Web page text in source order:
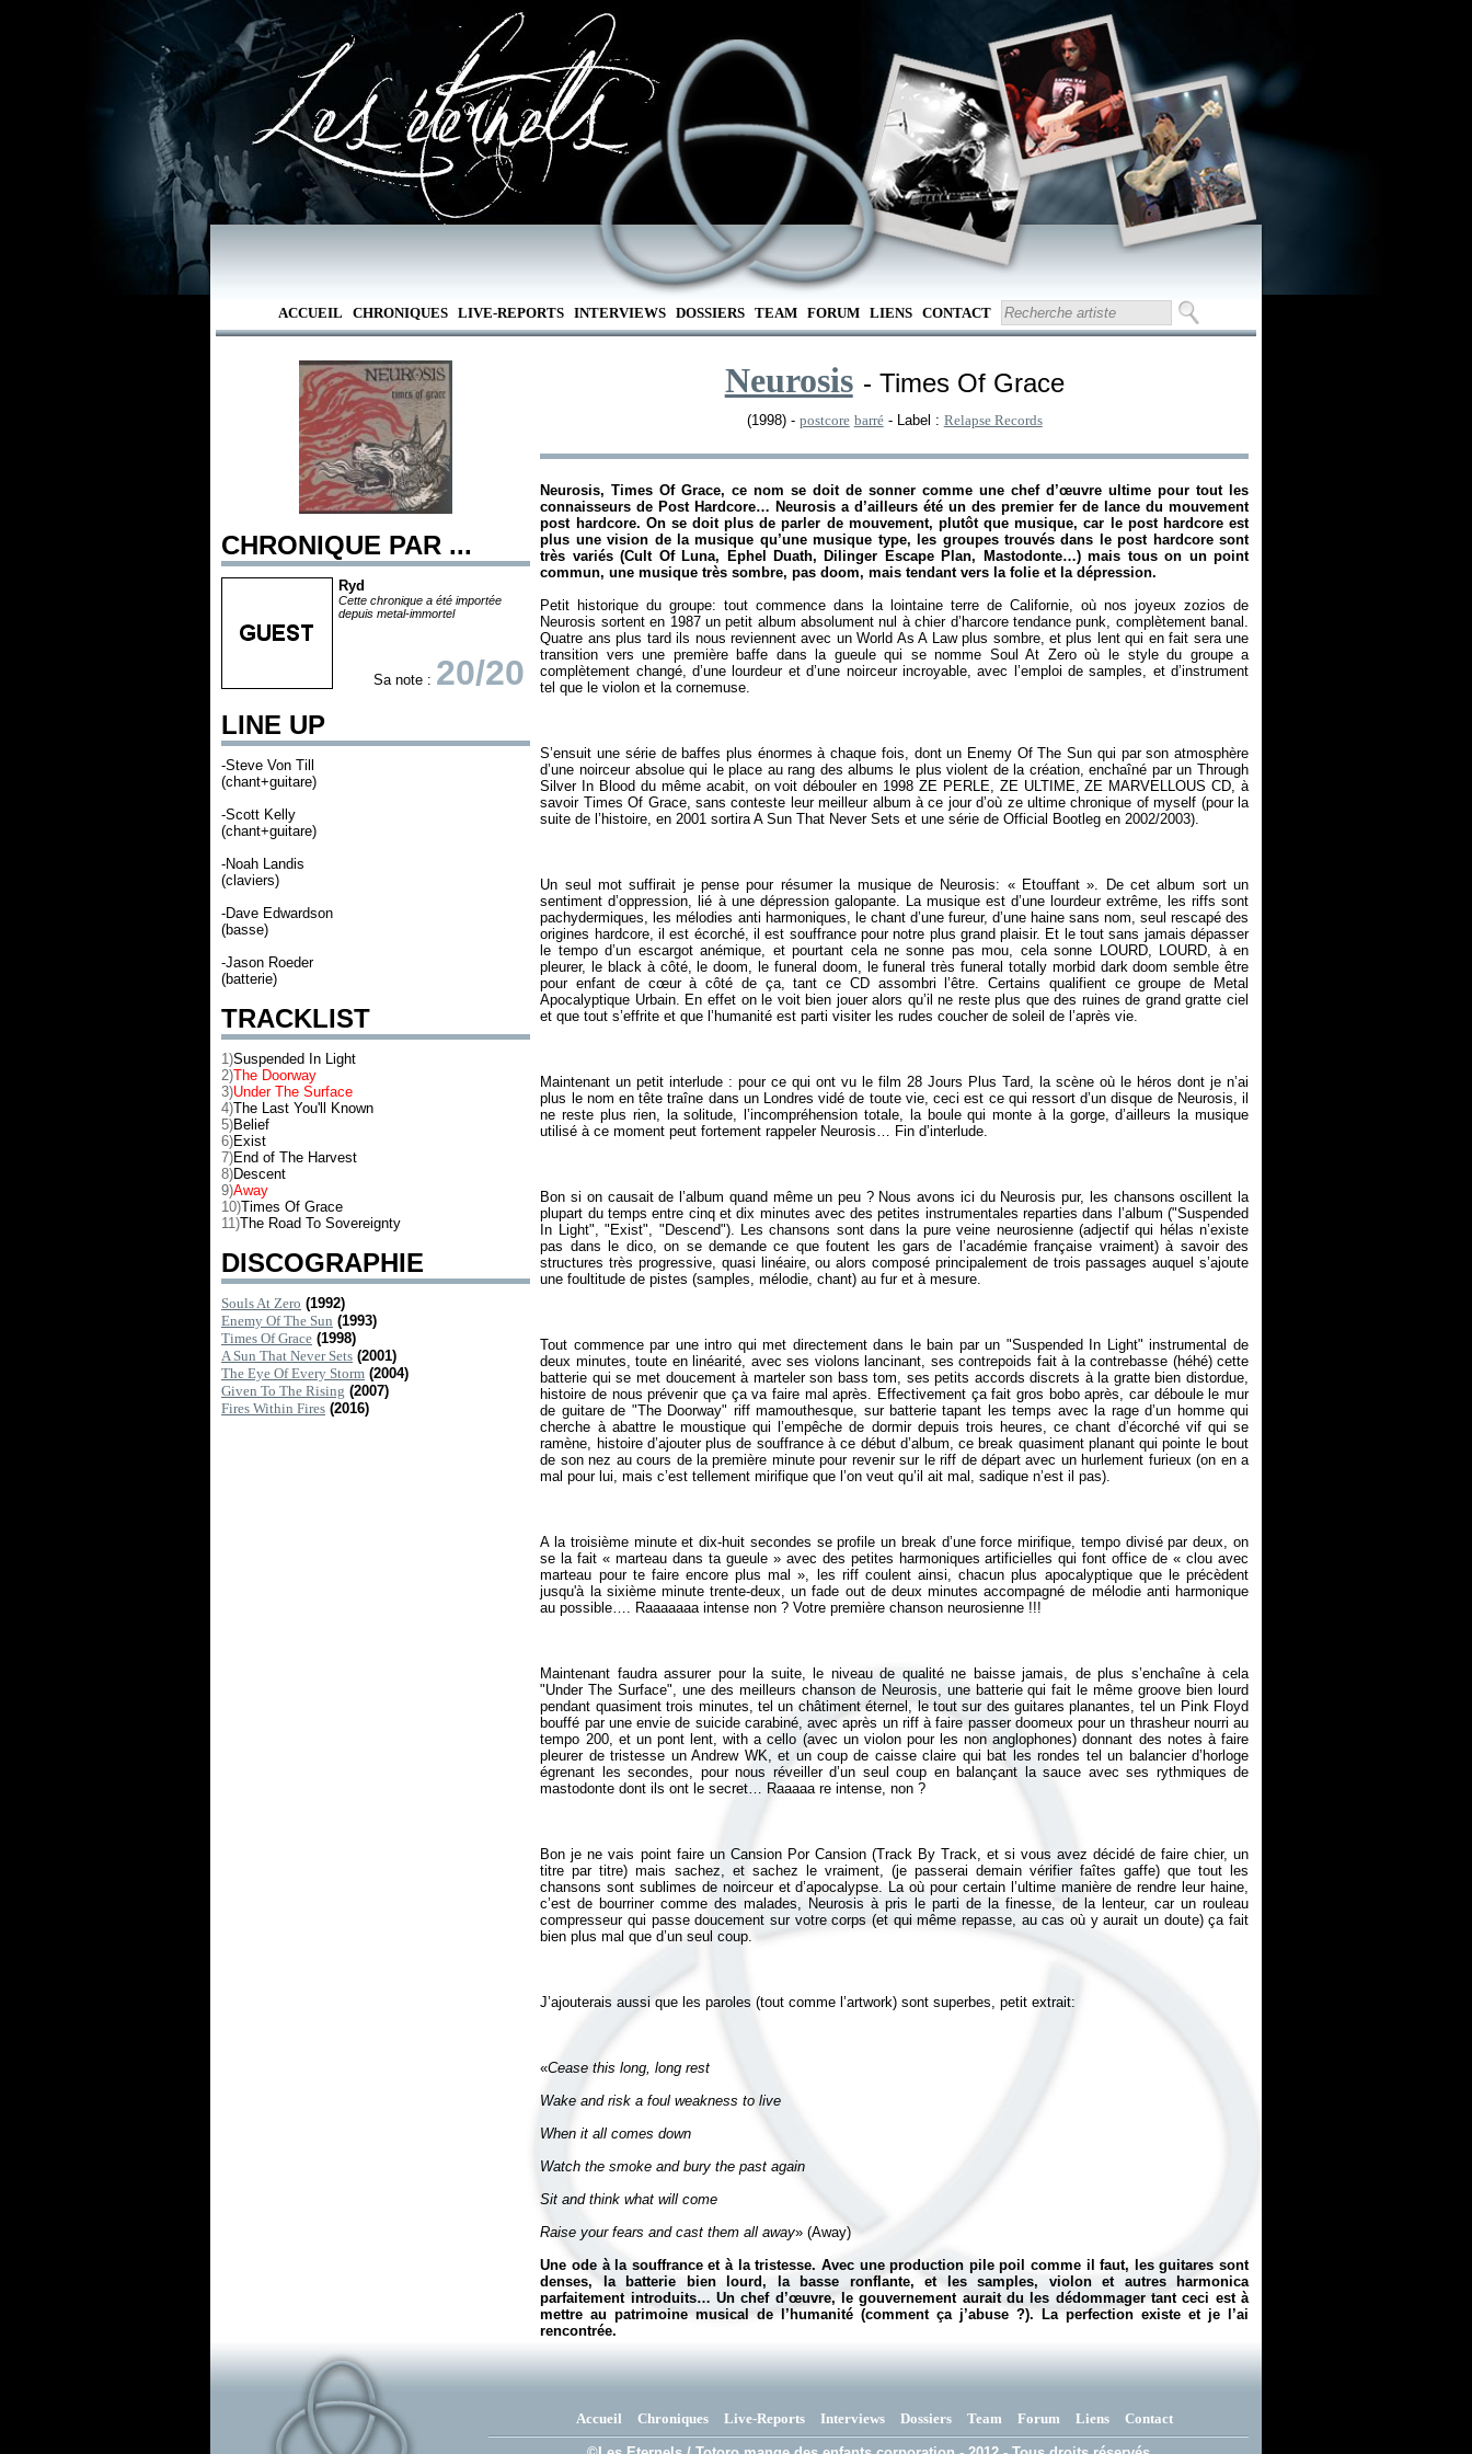
ACCUEIL CHRONIQUES LIVE-REPORTS INTERVIEWS DOSSIERS TEAM FORUM LIENS CONTACT
CHRONIQUE PAR ...
Ryd
Cette chronique a été importée
depuis metal-immortel
Sa note : 20/20
LINE UP
-Steve Von Till
(chant+guitare)
-Scott Kelly
(chant+guitare)
-Noah Landis
(claviers)
-Dave Edwardson
(basse)
-Jason Roeder
(batterie)
TRACKLIST
1)Suspended In Light
2)The Doorway
3)Under The Surface
4)The Last You'll Known
5)Belief
6)Exist
7)End of The Harvest
8)Descent
9)Away
10)Times Of Grace
11)The Road To Sovereignty
DISCOGRAPHIE
Souls At Zero (1992)
Enemy Of The Sun (1993)
Times Of Grace (1998)
A Sun That Never Sets (2001)
The Eye Of Every Storm (2004)
Given To The Rising (2007)
Fires Within Fires (2016)
Neurosis - Times Of Grace
(1998) - postcore barré - Label : Relapse Records
Neurosis,Times Of Grace, ce nom se doit de sonner comme une chef d’œuvre ultime pour tout les
connaisseurs de Post Hardcore… Neurosis a d’ailleurs été un des premier fer de lance du mouvement
post hardcore. On se doit plus de parler de mouvement, plutôt que musique, car le post hardcore est
plus une vision de la musique qu’une musique type, les groupes trouvés dans le post hardcore sont
très variés (Cult Of Luna, Ephel Duath, Dilinger Escape Plan, Mastodonte…) mais tous on un point
commun, une musique très sombre, pas doom, mais tendant vers la folie et la dépression.
Petit historique du groupe: tout commence dans la lointaine terre de Californie, où nos joyeux zozios de
Neurosis sortent en 1987 un petit album absolument nul à chier d’harcore tendance punk, complètement banal.
Quatre ans plus tard ils nous reviennent avec unWorld As A Lawplus sombre, et plus lent qui en fait sera une
transition vers une première baffe dans la gueule qui se nomme Soul At Zerooù le style du groupe a
complètement changé, d’une lourdeur et d’une noirceur incroyable, avec l’emploi de samples, et d’instrument
S’ensuit une série de baffes plus énormes à chaque fois, dont un Enemy Of The Sun qui par son atmosphère
d’une noirceur absolue qui le place au rang des albums le plus violent de la création, enchaîné par un Through
Silver In Blood du même acabit, on voit débouler en 1998 ZE PERLE, ZE ULTIME, ZE MARVELLOUS CD, à
savoir Times Of Grace, sans conteste leur meilleur album à ce jour d’où ze ultime chronique of myself (pour la
suite de l’histoire, en 2001 sortiraA Sun That Never Sets et une série deOfficial Bootleg
Un seul mot suffirait je pense pour résumer la musique de Neurosis: « Etouffant ». De cet album sort un
sentiment d’oppression, lié à une dépression galopante. La musique est d’une lourdeur extrême, les riffs sont
pachydermiques, les mélodies anti harmoniques, le chant d’une fureur, d’une haine sans nom, seul rescapé des
origines hardcore, il est écorché, il est souffrance pour notre plus grand plaisir. Et le tout sans jamais dépasser
le tempo d’un escargot anémique, et pourtant cela ne sonne pas mou, cela sonne LOURD, LOURD, à en
pleurer, le black à côté, le doom, le funeral doom, le funeral très funeral totally morbid dark doom semble être
pour enfant de cœur à côté de ça, tant ce CD assombri l’être. Certains qualifient ce groupe de Metal
Apocalyptique Urbain. En effet on le voit bien jouer alors qu’il ne reste plus que des ruines de grand gratte ciel
Maintenant un petit interlude : pour ce qui ont vu le film 28 Jours Plus Tard, la scène où le héros dont je n’ai
plus le nom en tête traîne dans un Londres vidé de toute vie, ceci est ce qui ressort d’un disque de Neurosis, il
ne reste plus rien, la solitude, l’incompréhension totale, la boule qui monte à la gorge, d’ailleurs la musique
Bon si on causait de l’album quand même un peu ? Nous avons ici du Neurosis pur, les chansons oscillent la
plupart du temps entre cinq et dix minutes avec des petites instrumentales reparties dans l’album ("Suspended
In Light", "Exist", "Descend"). Les chansons sont dans la pure veine neurosienne (adjectif qui hélas n’existe
pas dans le dico, on se demande ce que foutent les gars de l’académie française vraiment) à savoir des
structures très progressive, quasi linéaire, ou alors composé principalement de trois passages auquel s’ajoute
Tout commence par une intro qui met directement dans le bain par un "Suspended In Light" instrumental de
deux minutes, toute en linéarité, avec ses violons lancinant, ses contrepoids fait à la contrebasse (héhé) cette
batterie qui se met doucement à marteler son bass tom, ses petits accords discrets à la gratte bien distordue,
histoire de nous prévenir que ça va faire mal après. Effectivement ça fait gros bobo après, car déboule le mur
de guitare de "The Doorway" riff mamouthesque, sur batterie tapant les temps avec la rage d’un homme qui
cherche à abattre le moustique qui l’empêche de dormir depuis trois heures, ce chant d’écorché vif qui se
ramène, histoire d’ajouter plus de souffrance à ce début d’album, ce break quasiment planant qui pointe le bout
de son nez au cours de la première minute pour revenir sur le riff de départ avec un hurlement furieux (on en a
A la troisième minute et dix-huit secondes se profile un break d’une force mirifique, tempo divisé par deux, on
se la fait « marteau dans ta gueule » avec des petites harmoniques artificielles qui font office de « clou avec
marteau pour te faire encore plus mal », les riff coulent ainsi, chacun plus apocalyptique que le précèdent
jusqu'à la sixième minute trente-deux, un fade out de deux minutes accompagné de mélodie anti harmonique
Maintenant faudra assurer pour la suite, le niveau de qualité ne baisse jamais, de plus s’enchaîne à cela
"Under The Surface", une des meilleurs chanson de Neurosis, une batterie qui fait le même groove bien lourd
pendant quasiment trois minutes, tel un châtiment éternel, le tout sur des guitares planantes, tel un Pink Floyd
bouffé par une envie de suicide carabiné, avec après un riff à faire passer doomeux pour un thrasheur nourri au
tempo 200, et un pont lent, with a cello (avec un violon pour les non anglophones) donnant des notes à faire
pleurer de tristesse un Andrew WK, et un coup de caisse claire qui bat les rondes tel un balancier d’horloge
égrenant les secondes, pour nous réveiller d’un seul coup en balançant la sauce avec ses rythmiques de
Bon je ne vais point faire un Cansion Por Cansion (Track By Track, et si vous avez décidé de faire chier, un
titre par titre) mais sachez, et sachez le vraiment, (je passerai demain vérifier faîtes gaffe) que tout les
chansons sont sublimes de noirceur et d’apocalypse. La où pour certain l’ultime manière de rendre leur haine,
c’est de bourriner comme des malades, Neurosis à pris le parti de la finesse, de la lenteur, car un rouleau
compresseur qui passe doucement sur votre corps (et qui même repasse, au cas où y aurait un doute) ça fait
«
Raise your fears and cast them all away» (Away)
Une ode à la souffrance et à la tristesse. Avec une production pile poil comme il faut, les guitares sont
denses, la batterie bien lourd, la basse ronflante, et les samples, violon et autres harmonica
parfaitement introduits… Un chef d’œuvre, le gouvernement aurait du les dédommager tant ceci est à
mettre au patrimoine musical de l’humanité (comment ça j’abuse ?). La perfection existe et je l’ai
rencontrée.
Accueil Chroniques Live-Reports Interviews Dossiers Team Forum Liens Contact